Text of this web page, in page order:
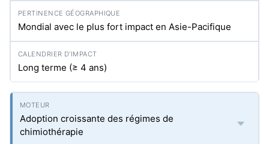
Mondial avec le plus fort impact en Asie-Pacifique
Long terme (≥ 4 ans)
Adoption croissante des régimes de
chimiothérapie